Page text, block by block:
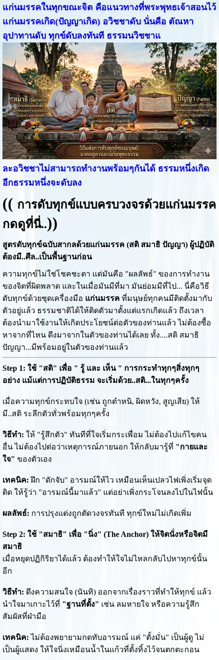
แก่นมรรคในทุกขณะจิต คือแนวทางที่พระพุทธเจ้าสอนไว้
แก่นมรรคเกิด(ปัญญาเกิด) อวิชชาดับ นั่นคือ ตัณหา
อุปาทานดับ ทุกข์ดับลงทันที ธรรมนวิชชาแ
ละอวิชชาไม่สามารถทำงานพร้อมๆกันได้ ธรรมหนึ่งเกิด
อีกธรรมหนึ่งจะดับลง
(( การดับทุกข์แบบครบวงจรด้วยแก่นมรรค
กดดูที่นี่..))
สูตรดับทุกข์ฉบับสากลด้วยแก่นมรรค (สติ สมาธิ ปัญญา) ผู้ปฏิบัติ
ต้องมี..ศีล..เป็นพื้นฐานก่อน
ความทุกข์ไม่ใช่โชคชะตา แต่มันคือ "ผลลัพธ์" ของการทำงาน
ของจิตที่ผิดพลาด และในเมื่อมันมีที่มา มันย่อมมีที่ไป... นี่คือวิธี
ดับทุกข์ด้วยชุดเครื่องมือ แก่นมรรค ที่มนุษย์ทุกคนมีติดตั้งมากับ
ตัวอยู่แล้ว ธรรมชาติได้ให้ติดตัวมาตั้งแต่แรกเกิดแล้ว ถึงเวลา
ต้องนำมาใช้งานให้เกิดประโยชน์ต่อตัวของท่านแล้ว ไม่ต้องซื้อ
หาจากที่ไหน ดึงมาจากในตัวของท่านได้เลย ทั้ง....สติ สมาธิ
ปัญญา...มีพร้อมอยู่ในตัวของท่านแล้ว
Step 1: ใช้ "สติ" เพื่อ " รู้ และ เห็น " การกระทำทุกๆสิ่งทุกๆ
อย่าง แม้แต่การปฏิบัติธรรม จะเริ่มด้วย..สติ...ในทุกๆครั้ง
เมื่อความทุกข์กระทบใจ (เช่น ถูกตำหนิ, ผิดหวัง, สูญเสีย) ให้
มี..สติ ระลึกตัวทั่วพร้อมทุกๆครั้ง
วิธีทำ: ให้ "รู้สึกตัว" ทันทีที่ใจเริ่มกระเพื่อม ไม่ต้องไปแก้ไขคน
อื่น ไม่ต้องไปต่อว่าเหตุการณ์ภายนอก ให้กลับมารู้ที่ "กายและ
ใจ" ของตัวเอง
เทคนิค: ฝึก "ดักจับ" อารมณ์ให้ไว เหมือนเห็นเปลวไฟเพิ่งเริ่มจุด
ติด ให้รู้ว่า "อารมณ์นี้มาแล้ว" แต่อย่าเพิ่งกระโจนลงไปในไฟนั้น
ผลลัพธ์: การปรุงแต่งถูกตัดวงจรทันที ทุกข์ใหม่ไม่เกิดเพิ่ม
Step 2: ใช้ "สมาธิ" เพื่อ "นิ่ง" (The Anchor) ให้จิตนั่งหรือจิตมี
สมาธิ
เมื่อหยุดปฏิกิริยาได้แล้ว ต้องทำให้ใจไม่ไหลกลับไปหาทุกข์นั้น
อีก
วิธีทำ: ดึงความสนใจ (นันทิ) ออกจากเรื่องราวที่ทำให้ทุกข์ แล้ว
นำใจมาเกาะไว้ที่ "ฐานที่ตั้ง" เช่น ลมหายใจ หรือความรู้สึก
สัมผัสที่ฝ่ามือ
เทคนิค: ไม่ต้องพยายามกดทับอารมณ์ แค่ "ตั้งมั่น" เป็นผู้ดู ไม่
เป็นผู้แสดง ให้ใจนิ่งเหมือนน้ำในแก้วที่ตั้งทิ้งไว้จนตกตะกอน